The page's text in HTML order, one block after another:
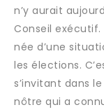
n’y aurait
Conseil
née d’une
les élections.
s’invitant dans
nôtre qui a